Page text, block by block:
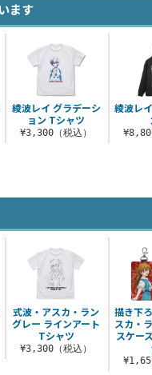
ます
綾波レイ グラデーシ
ョン Tシャツ
¥3,300（税込）
綾波レ
式波・アスカ・ラン
グレー ラインアート
Tシャツ
¥3,300（税込）
描き下
スカ・
スケー